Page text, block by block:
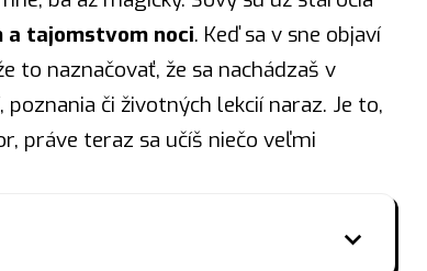
a tajomstvom noci. Keď sa v sne objaví
to naznačovať, že sa nachádzaš v
či životných lekcií naraz. Je to,
práve teraz sa učíš niečo veľmi